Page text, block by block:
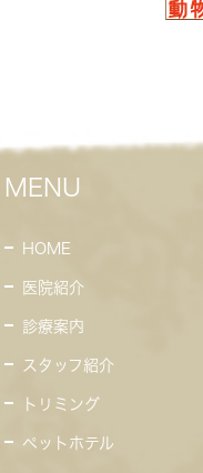
MENU
HOME
医院紹介
診療案内
スタッフ紹介
トリミング
ペットホテル